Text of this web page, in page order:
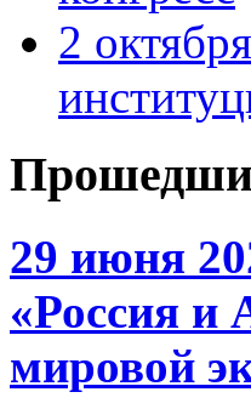
2
29 июня
«Россия и
мировой